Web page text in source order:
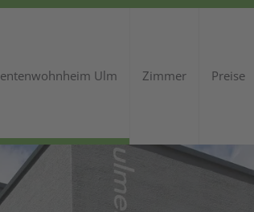
Ulm Zimmer Preise